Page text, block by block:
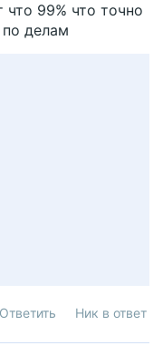
99% что точно
делам
Ответить Ник в ответ